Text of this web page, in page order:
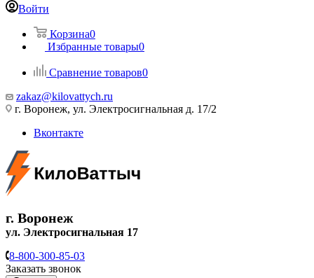
Войти
Корзина0
Избранные товары0
Сравнение товаров0
zakaz@kilovattych.ru
г. Воронеж, ул. Электросигнальная д. 17/2
Вконтакте
г. Воронеж
ул. Электросигнальная 17
8-800-300-85-03
Заказать звонок